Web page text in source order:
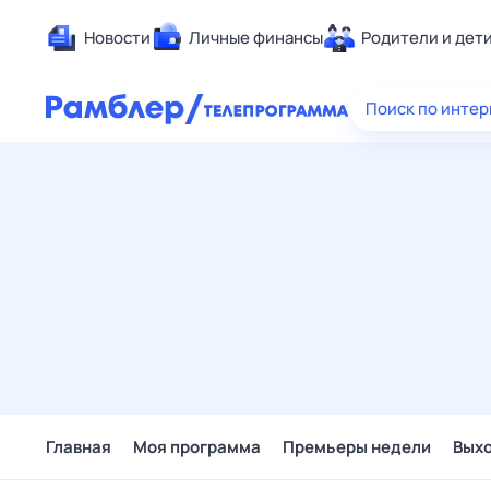
Новости Личные финансы Родители и дети
Здоровье
Поиск по
Главная Моя программа Премьеры недели